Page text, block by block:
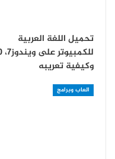
تحميل اللغة العربية
وكيفية تعريبه
العاب وبرامج